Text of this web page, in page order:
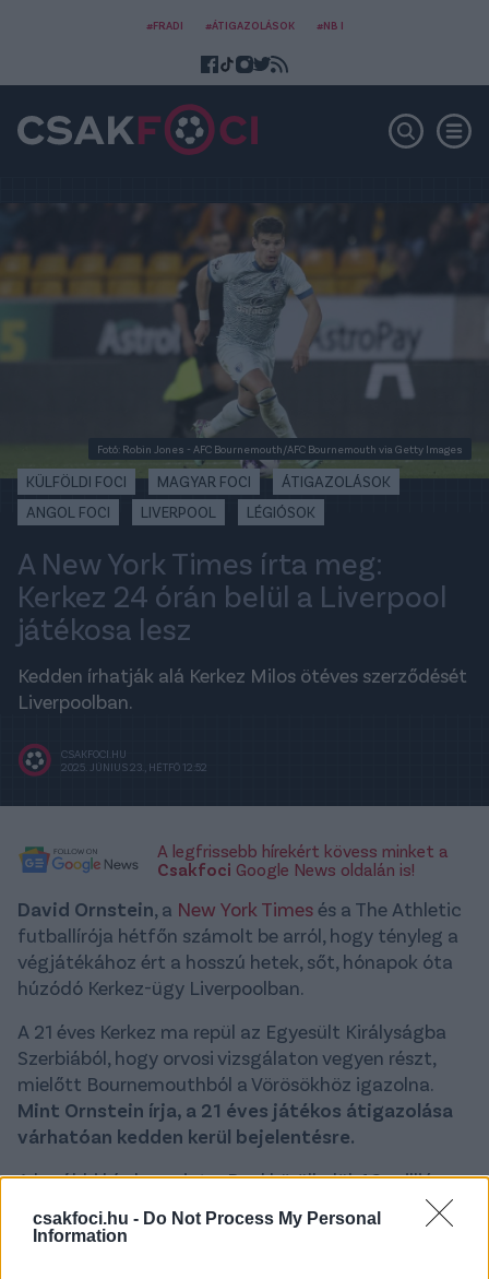
csakfoci.hu - Do Not Process My Personal
Information
#FRADI #ÁTIGAZOLÁSOK #NB I
Fotó: Robin Jones - AFC Bournemouth/AFC Bournemouth via Getty Images
KÜLFÖLDI FOCI MAGYAR FOCI
ÁTIGAZOLÁSOK
ANGOL FOCI
LIVERPOOL LÉGIÓSOK
A New York Times írta meg:
Kerkez 24 órán belül a Liverpool
játékosa lesz
Kedden írhatják alá Kerkez Milos ötéves szerződését
Liverpoolban.
CSAKFOCI.HU
2025. JÚNIUS 23., HÉTFŐ 12:52
A legfrissebb hírekért kövess minket a
Csakfoci Google News oldalán is!
David Ornstein, a New York Timesés a The Athletic
futballírója hétfőn számolt be arról, hogy tényleg a
végjátékához ért a hosszú hetek, sőt, hónapok óta
húzódó Kerkez-ügy Liverpoolban.
A 21 éves Kerkez ma repül az Egyesült Királyságba
Szerbiából, hogy orvosi vizsgálaton vegyen részt,
mielőtt Bournemouthból a Vörösökhöz igazolna.
Mint Ornstein írja, a 21 éves játékos átigazolása
várhatóan kedden kerül bejelentésre.
A korábbi hírek szerint a Pool körülbelül 40 millió
fontot fizet a balhátvédért, aki Ornstein szerint
ötéves szerződést fog aláírni a Premier League